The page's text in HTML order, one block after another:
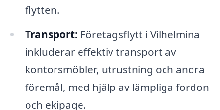
flytten.
Transport: Företagsflytt i Vilhelmina
inkluderar effektiv transport av
kontorsmöbler, utrustning och andra
föremål, med hjälp av lämpliga fordon
och ekipage.